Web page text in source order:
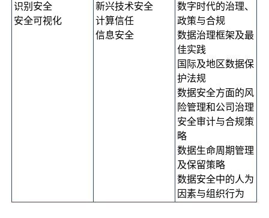
识别安全
安全可视化
新兴技术安全
计算信任
信息安全
数字时代的治理、
政策与合规
数据治理框架及最
佳实践
国际及地区数据保
护法规
数据安全方面的风
险管理和公司治理
安全审计与合规策
略
数据生命周期管理
及保留策略
数据安全中的人为
因素与组织行为